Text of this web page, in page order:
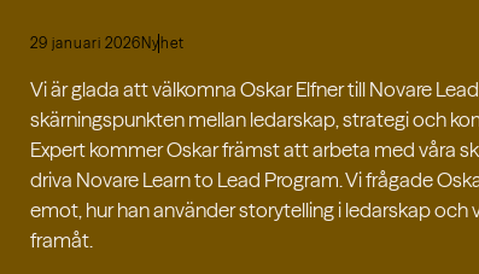
29 januari 2026Nyhet
Vi är glada att välkomna Oskar Elfner till Novare
skärningspunkten mellan ledarskap, strategi och
Expert kommer Oskar främst att arbeta med våra
driva Novare Learn to Lead Program. Vi frågade
emot, hur han använder storytelling i ledarskap och
framåt.